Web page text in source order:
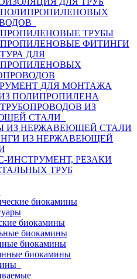
ТРУБЫ
ФИТИНГИ
ДЛЯ
ДЛЯ МОНТАЖА
ПОЛИПРОПИЛЕНА
ИЗ
СТАЛИ
ИЗ НЕРЖАВЕЮЩЕЙ СТАЛИ
ИЗ НЕРЖАВЕЮЩЕЙ
ИНСТРУМЕНТ, РЕЗАКИ
ТРУБ
биокамины
биокамины
биокамины
биокамины
биокамины